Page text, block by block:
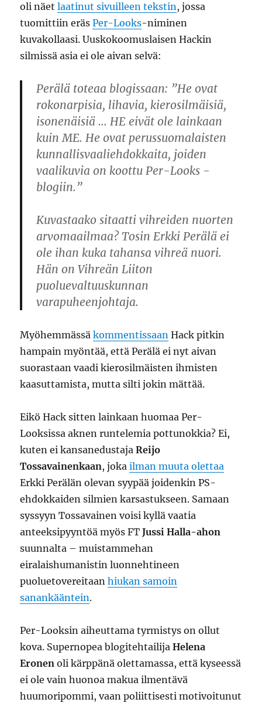
oli näetlaatinut sivuilleen tekstin, jossa
tuomittiin eräsPer-Looks-niminen
kuvakollaasi. Uuskokoomuslaisen Hackin
silmissä asia ei ole aivan selvä:
Perälä toteaa blogissaan: ”He ovat
rokonarpisia, lihavia, kierosilmäisiä,
isonenäisiä … HE eivät ole lainkaan
kuin ME. He ovat perussuomalaisten
kunnallisvaaliehdokkaita, joiden
vaalikuvia on koottu Per-Looks -
blogiin.”
Kuvastaako sitaatti vihreiden nuorten
arvomaailmaa? Tosin Erkki Perälä ei
ole ihan kuka tahansa vihreä nuori.
Hän on Vihreän Liiton
puoluevaltuuskunnan
varapuheenjohtaja.
Myöhemmässäkommentissaan Hack pitkin
hampain myöntää, että Perälä ei nyt aivan
suorastaan vaadi kierosilmäisten ihmisten
kaasuttamista, mutta silti jokin mättää.
Eikö Hack sitten lainkaan huomaa Per-
Looksissa aknen runtelemia pottunokkia? Ei,
kuten ei kansanedustajaReijo
Tossavainenkaan, jokailman muuta olettaa
Erkki Perälän olevan syypää joidenkin PS-
ehdokkaiden silmien karsastukseen. Samaan
syssyyn Tossavainen voisi kyllä vaatia
anteeksipyyntöä myös FTJussi Halla-ahon
suunnalta – muistammehan
eiralaishumanistin luonnehtineen
puoluetovereitaanhiukan samoin
sanankääntein.
Per-Looksin aiheuttama tyrmistys on ollut
kova. Supernopea blogitehtailijaHelena
Eronen oli kärppänä olettamassa, että kyseessä
ei ole vain huonoa makua ilmentävä
huumoripommi, vaan poliittisesti motivoitunut